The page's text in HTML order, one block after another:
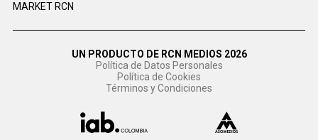
MARKET RCN
UN PRODUCTO DE RCN MEDIOS 2026
Política de Datos Personales
Política de Cookies
Términos y Condiciones